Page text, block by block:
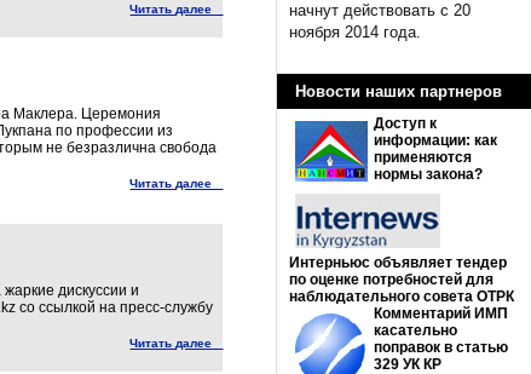
начнут действовать с 20
ноября 2014 года.
Новости наших партнеров
Доступ к
информации: как
применяются
нормы закона?
Интерньюс объявляет тендер
по оценке потребностей для
наблюдательного совета ОТРК
Комментарий ИМП
касательно
поправок в статью
329 УК КР
Читать далее
Маклера. Церемония
по профессии из
не безразлична свобода
Читать далее
дискуссии и
со ссылкой на пресс-службу
Читать далее